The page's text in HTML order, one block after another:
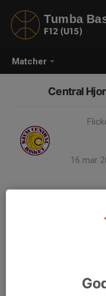
Matcher
Tumba
F12 (U15)
Central
16 mar
Endast kallade kunde
tidigare för att prata och